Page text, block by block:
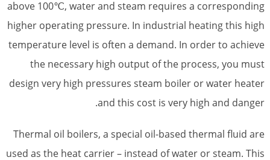
above 100℃, water and steam requires a corresponding
higher operating pressure. In industrial heating this high
temperature level is often a demand. In order to achieve
the necessary high output of the process, you must
design very high pressures steam boiler or water heater
and this cost is very high and danger.
Thermal oil boilers, a special oil-based thermal fluid are
used as the heat carrier – instead of water or steam. This